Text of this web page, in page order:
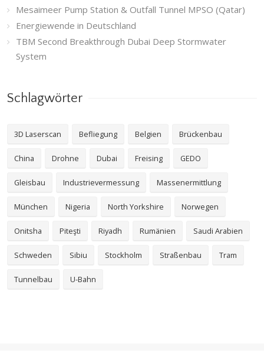
Mesaimeer Pump Station & Outfall Tunnel MPSO (Qatar)
Energiewende in Deutschland
TBM Second Breakthrough Dubai Deep Stormwater
System
Schlagwörter
3D Laserscan Befliegung Belgien Brückenbau
China Drohne Dubai Freising GEDO
Gleisbau Industrievermessung Massenermittlung
München Nigeria North Yorkshire Norwegen
Onitsha Piteşti Riyadh Rumänien Saudi Arabien
Schweden Sibiu Stockholm Straßenbau Tram
Tunnelbau U-Bahn